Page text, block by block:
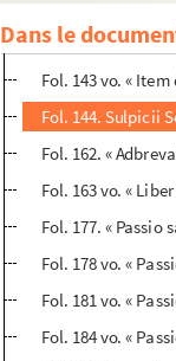
Dans le
Fol. 142 vo. «
Fol. 143. « Item
Fol. 143 vo. «
Fol. 144. Sulpicii
Fol. 162. «
Fol. 163 vo. «
Fol. 177. «
Fol. 178 vo. «
Fol. 181 vo. «
Fol. 184 vo. «